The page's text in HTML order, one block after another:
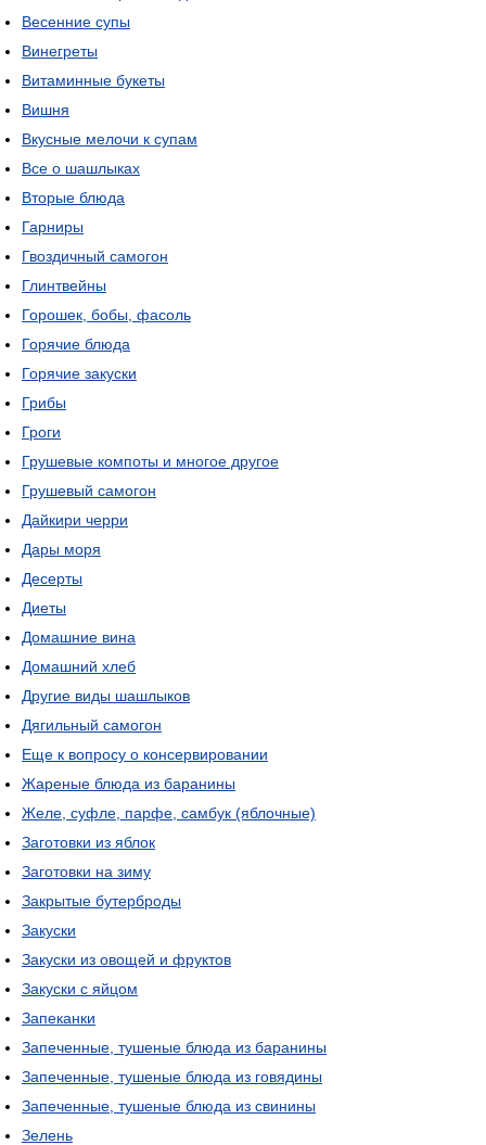
Весенние супы
Винегреты
Витаминные букеты
Вишня
Вкусные мелочи к супам
Все о шашлыках
Вторые блюда
Гарниры
Гвоздичный самогон
Глинтвейны
Горошек, бобы, фасоль
Горячие блюда
Горячие закуски
Грибы
Гроги
Грушевые компоты и многое другое
Грушевый самогон
Дайкири черри
Дары моря
Десерты
Диеты
Домашние вина
Домашний хлеб
Другие виды шашлыков
Дягильный самогон
Еще к вопросу о консервировании
Жареные блюда из баранины
Желе, суфле, парфе, самбук (яблочные)
Заготовки из яблок
Заготовки на зиму
Закрытые бутерброды
Закуски
Закуски из овощей и фруктов
Закуски с яйцом
Запеканки
Запеченные, тушеные блюда из баранины
Запеченные, тушеные блюда из говядины
Запеченные, тушеные блюда из свинины
Зелень